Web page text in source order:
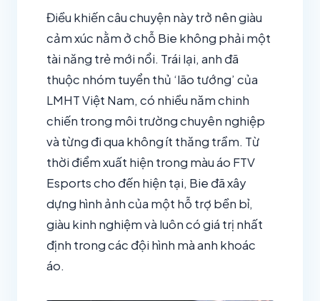
Điều khiến câu chuyện này trở nên giàu
cảm xúc nằm ở chỗ Bie không phải một
tài năng trẻ mới nổi. Trái lại, anh đã
thuộc nhóm tuyển thủ ‘lão tướng’ của
LMHT Việt Nam, có nhiều năm chinh
chiến trong môi trường chuyên nghiệp
và từng đi qua không ít thăng trầm. Từ
thời điểm xuất hiện trong màu áo FTV
Esports cho đến hiện tại, Bie đã xây
dựng hình ảnh của một hỗ trợ bền bỉ,
giàu kinh nghiệm và luôn có giá trị nhất
định trong các đội hình mà anh khoác
áo.